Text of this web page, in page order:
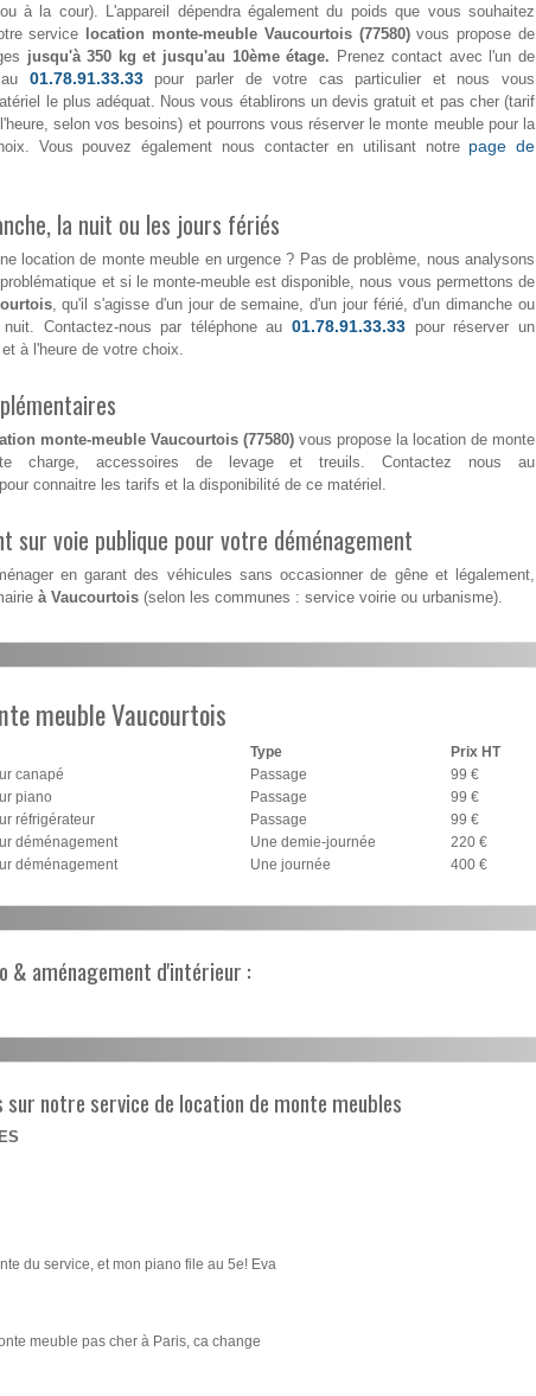
à la cour). L'appareil dépendra également du poids que vous souhaitez
service
location monte-meuble Vaucourtois (77580)vous propose de
jusqu'à 350 kg et jusqu'au 10ème étage. Prenez contact avec l'un de
01.78.91.33.33pour parler de votre cas particulier et nous vous
le plus adéquat. Nous vous établirons un devis gratuit et pas cher (tarif
selon vos besoins) et pourrons vous réserver le monte meuble pour la
Vous pouvez également nous contacter en utilisant notre page de
la nuit ou les jours fériés
location de monte meuble en urgence ? Pas de problème, nous analysons
et si le monte-meuble est disponible, nous vous permettons de
, qu'il s'agisse d'un jour de semaine, d'un jour férié, d'un dimanche ou
Contactez-nous par téléphone au01.78.91.33.33 pour réserver un
à l'heure de votre choix.
monte-meuble Vaucourtois (77580) vous propose la location de monte
charge, accessoires de levage et treuils. Contactez nous au
pour connaitre les tarifs et la disponibilité de ce matériel.
sur voie publique pour votre déménagement
en garant des véhicules sans occasionner de gêne et légalement,
à Vaucourtois (selon les communes : service voirie ou urbanisme).
meuble Vaucourtois
Type
Prix HT
canapé
Passage
99 €
piano
Passage
99 €
réfrigérateur
Passage
99 €
déménagement
Une demie-journée
220 €
déménagement
Une journée 400 €
& aménagement d'intérieur :
notre service de location de monte meubles
du service, et mon piano file au 5e! Eva
meuble pas cher à Paris, ca change